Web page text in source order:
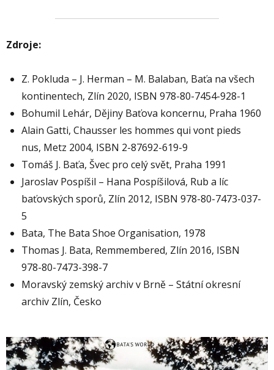
Zdroje:
Z. Pokluda – J. Herman – M. Balaban, Baťa na všech
kontinentech, Zlín 2020, ISBN 978-80-7454-928-1
Bohumil Lehár, Dějiny Baťova koncernu, Praha 1960
Alain Gatti, Chausser les hommes qui vont pieds
nus, Metz 2004, ISBN 2-87692-619-9
Tomáš J. Baťa, Švec pro celý svět, Praha 1991
Jaroslav Pospíšil – Hana Pospíšilová, Rub a líc
baťovských sporů, Zlín 2012, ISBN 978-80-7473-037-
5
Bata, The Bata Shoe Organisation, 1978
Thomas J. Bata, Remmembered, Zlín 2016, ISBN
978-80-7473-398-7
Moravský zemský archiv v Brně – Státní okresní
archiv Zlín, Česko